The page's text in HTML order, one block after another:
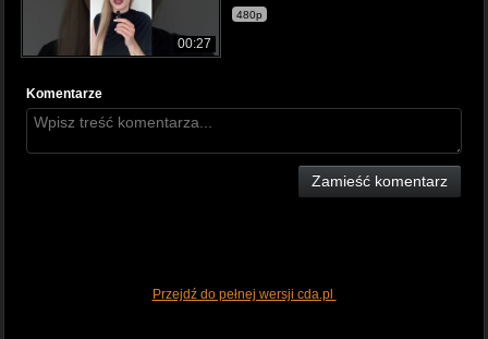
00:27
480p
Komentarze
Zamieść komentarz
Przejdź do pełnej wersji cda.pl